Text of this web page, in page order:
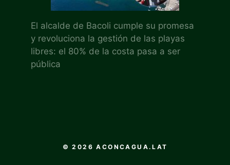
El alcalde de Bacoli cumple su promesa
y revoluciona la gestión de las playas
libres: el 80% de la costa pasa a ser
pública
© 2026 ACONCAGUA.LAT